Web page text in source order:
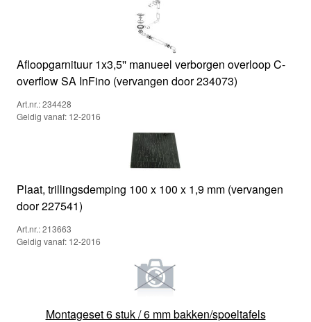
Afloopgarnituur 1x3,5'' manueel verborgen overloop C-
overflow SA InFino (vervangen door 234073)
Art.nr.: 234428
Geldig vanaf: 12-2016
Plaat, trillingsdemping 100 x 100 x 1,9 mm (vervangen
door 227541)
Art.nr.: 213663
Geldig vanaf: 12-2016
Montageset 6 stuk / 6 mm bakken/spoeltafels